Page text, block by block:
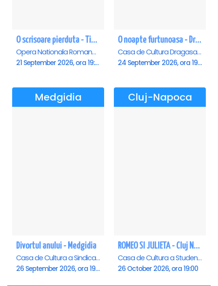
O scrisoare pierduta - Timisoara
Opera Nationala Romana , Timisoara
21 September 2026, ora 19:00
O noapte furtunoasa - Dragasani
Casa de Cultura Dragasani, Dragasani
24 September 2026, ora 19:00
Medgidia
Divortul anului - Medgidia
Casa de Cultura a Sindicatelor Lucian Grigorescu, Medgidia
26 September 2026, ora 19:00
Cluj-Napoca
ROMEO SI JULIETA - Cluj Napoca
Casa de Cultura a Studentilor Dumitru Farcas, Cluj-Napoca
26 October 2026, ora 19:00